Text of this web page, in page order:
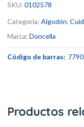
SKU: 0102578
Categoría: Algodón,
Marca: Doncella
Código de barras:
Productos